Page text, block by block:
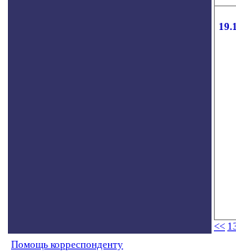
<<
Помощь корреспонденту